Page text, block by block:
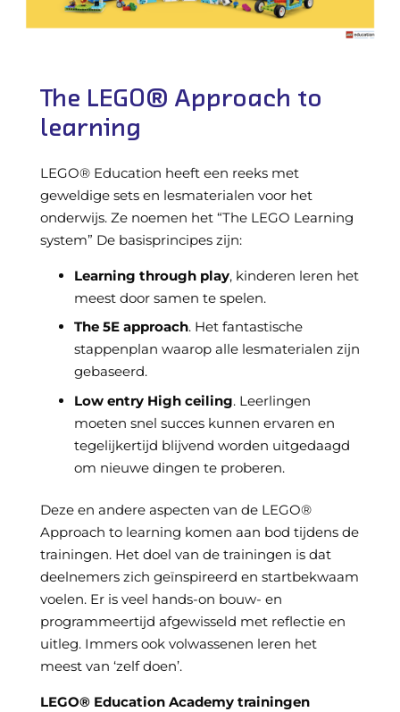
The LEGO® Approach to
learning
LEGO® Education heeft een reeks met
geweldige sets en lesmaterialen voor het
onderwijs. Ze noemen het “The LEGO Learning
system” De basisprincipes zijn:
Learning through play, kinderen leren het
meest door samen te spelen.
The 5E approach. Het fantastische
stappenplan waarop alle lesmaterialen zijn
gebaseerd.
Low entry High ceiling. Leerlingen
moeten snel succes kunnen ervaren en
tegelijkertijd blijvend worden uitgedaagd
om nieuwe dingen te proberen.
Deze en andere aspecten van de LEGO®
Approach to learning komen aan bod tijdens de
trainingen. Het doel van de trainingen is dat
deelnemers zich geïnspireerd en startbekwaam
voelen. Er is veel hands-on bouw- en
programmeertijd afgewisseld met reflectie en
uitleg. Immers ook volwassenen leren het
meest van ‘zelf doen’.
LEGO® Education Academy trainingen